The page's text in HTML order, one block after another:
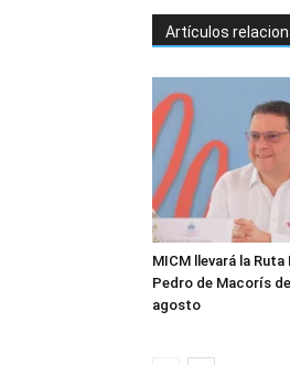
Artículos
MICM llevará la Ruta
Pedro de Macorís
agosto